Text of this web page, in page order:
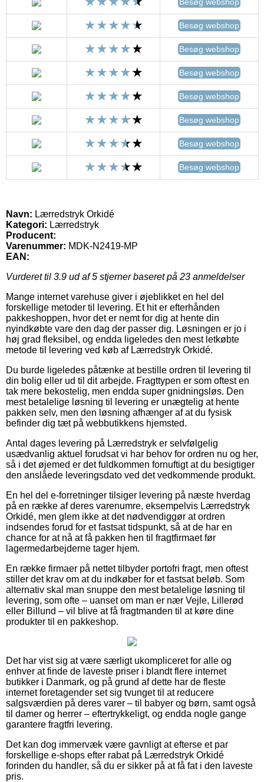
Besøg webshop
Besøg webshop
Besøg webshop
Besøg webshop
Besøg webshop
Besøg webshop
Besøg webshop
Navn: Lærredstryk Orkidé
Kategori: Lærredstryk
Producent:
Varenummer: MDK-N2419-MP
EAN:
Vurderet til 3.9 ud af 5 stjerner baseret på 23 anmeldelser
Mange internet varehuse giver i øjeblikket en hel del
forskellige metoder til levering. Et hit er efterhånden
pakkeshoppen, hvor det er nemt for dig at hente din
nyindkøbte vare den dag der passer dig. Løsningen er jo i
høj grad fleksibel, og endda ligeledes den mest letkøbte
metode til levering ved køb af Lærredstryk Orkidé.
Du burde ligeledes påtænke at bestille ordren til levering til
din bolig eller ud til dit arbejde. Fragttypen er som oftest en
tak mere bekostelig, men endda super gnidningsløs. Den
mest betalelige løsning til levering er unægtelig at hente
pakken selv, men den løsning afhænger af at du fysisk
befinder dig tæt på webbutikkens hjemsted.
Antal dages levering på Lærredstryk er selvfølgelig
usædvanlig aktuel forudsat vi har behov for ordren nu og her,
så i det øjemed er det fuldkommen fornuftigt at du besigtiger
den anslåede leveringsdato ved det vedkommende produkt.
En hel del e-forretninger tilsiger levering på næste hverdag
på en række af deres varenumre, eksempelvis Lærredstryk
Orkidé, men glem ikke at det nødvendiggør at ordren
indsendes forud for et fastsat tidspunkt, så at de har en
chance for at nå at få pakken hen til fragtfirmaet før
lagermedarbejderne tager hjem.
En række firmaer på nettet tilbyder portofri fragt, men oftest
stiller det krav om at du indkøber for et fastsat beløb. Som
alternativ skal man snuppe den mest betalelige løsning til
levering, som ofte – uanset om man er nær Vejle, Lillerød
eller Billund – vil blive at få fragtmanden til at køre dine
produkter til en pakkeshop.
Det har vist sig at være særligt ukompliceret for alle og
enhver at finde de laveste priser i blandt flere internet
butikker i Danmark, og på grund af dette har de fleste
internet foretagender set sig tvunget til at reducere
salgsværdien på deres varer – til babyer og børn, samt også
til damer og herrer – eftertrykkeligt, og endda nogle gange
garantere fragtfri levering.
Det kan dog immervæk være gavnligt at efterse et par
forskellige e-shops efter rabat på Lærredstryk Orkidé
forinden du handler, så du er sikker på at få fat i den laveste
pris.